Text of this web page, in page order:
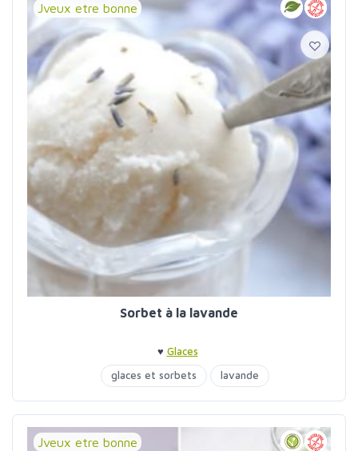
Jveux etre bonne
Sorbet à la lavande
♥ Glaces
glaces et sorbets
lavande
Jveux etre bonne